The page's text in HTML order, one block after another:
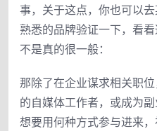
事，关于这点，你也可以
熟悉的品牌验证一下，看
不是真的很一般：
那除了在企业谋求相关职
的自媒体工作者，或成为
想要用何种方式参与进来